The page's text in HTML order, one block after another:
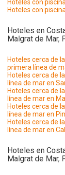
Hoteles con
Hoteles con
Hoteles en
Malgrat de Mar,
Hoteles cerca de
primera línea de
Hoteles cerca de
línea de mar en
Hoteles cerca de
línea de mar en
Hoteles cerca de
línea de mar en
Hoteles cerca de
línea de mar en
Hoteles en
Malgrat de Mar,